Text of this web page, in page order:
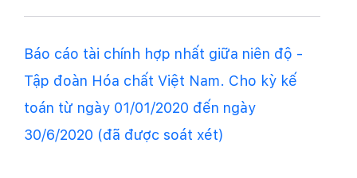
Báo cáo tài chính hợp nhất giữa niên độ -
Tập đoàn Hóa chất Việt Nam. Cho kỳ kế
toán từ ngày 01/01/2020 đến ngày
30/6/2020 (đã được soát xét)